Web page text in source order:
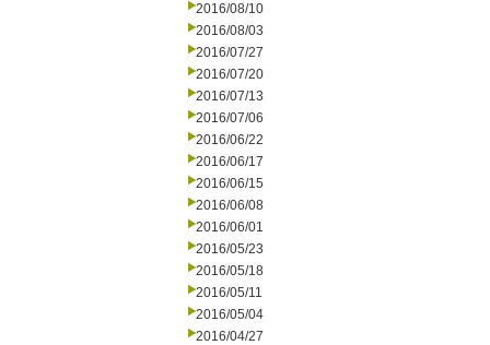
2016/08/10
2016/08/03
2016/07/27
2016/07/20
2016/07/13
2016/07/06
2016/06/22
2016/06/17
2016/06/15
2016/06/08
2016/06/01
2016/05/23
2016/05/18
2016/05/11
2016/05/04
2016/04/27